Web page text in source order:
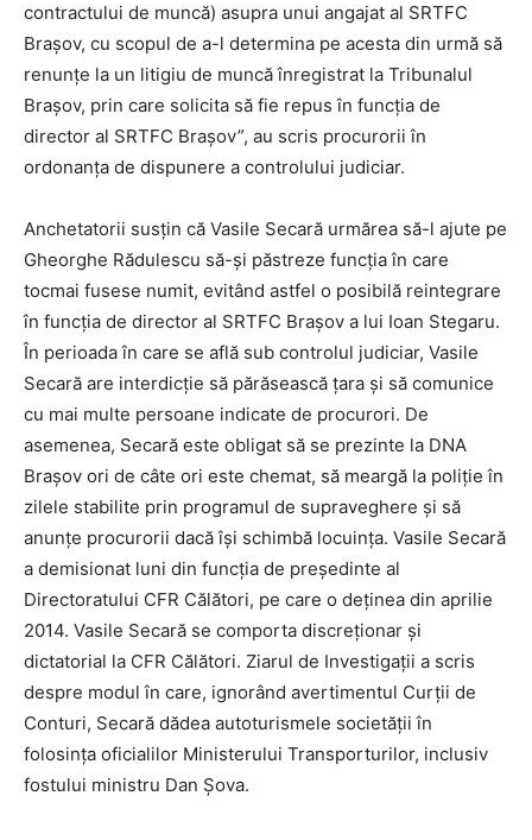
contractului de muncă) asupra unui angajat al SRTFC
Braşov, cu scopul de a-l determina pe acesta din urmă să
renunţe la un litigiu de muncă înregistrat la Tribunalul
Braşov, prin care solicita să fie repus în funcţia de
director al SRTFC Braşov”, au scris procurorii în
ordonanţa de dispunere a controlului judiciar.
Anchetatorii susţin că Vasile Secară urmărea să-l ajute pe
Gheorghe Rădulescu să-şi păstreze funcţia în care
tocmai fusese numit, evitând astfel o posibilă reintegrare
în funcţia de director al SRTFC Braşov a lui Ioan Stegaru.
În perioada în care se află sub controlul judiciar, Vasile
Secară are interdicţie să părăsească ţara şi să comunice
cu mai multe persoane indicate de procurori. De
asemenea, Secară este obligat să se prezinte la DNA
Braşov ori de câte ori este chemat, să meargă la poliţie în
zilele stabilite prin programul de supraveghere şi să
anunţe procurorii dacă îşi schimbă locuinţa. Vasile Secară
a demisionat luni din funcţia de preşedinte al
Directoratului CFR Călători, pe care o deţinea din aprilie
2014. Vasile Secară se comporta discreţionar şi
dictatorial la CFR Călători. Ziarul de Investigaţii a scris
despre modul în care, ignorând avertimentul Curţii de
Conturi, Secară dădea autoturismele societăţii în
folosinţa oficialilor Ministerului Transporturilor, inclusiv
fostului ministru Dan Şova.